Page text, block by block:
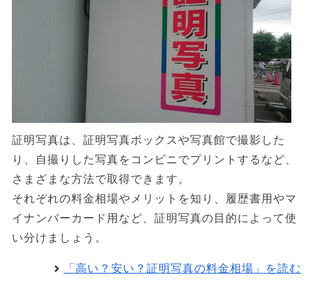
証明写真は、証明写真ボックスや写真館で撮影した
り、自撮りした写真をコンビニでプリントするなど、
さまざまな方法で取得できます。
それぞれの料金相場やメリットを知り、履歴書用やマ
イナンバーカード用など、証明写真の目的によって使
い分けましょう。
「高い？安い？証明写真の料金相場」を読む